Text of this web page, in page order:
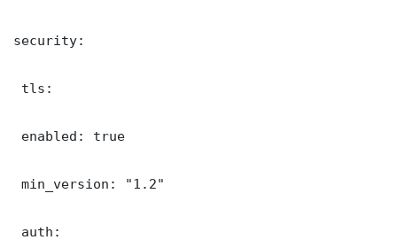
security:
tls:
enabled: true
min_version: "1.2"
auth: